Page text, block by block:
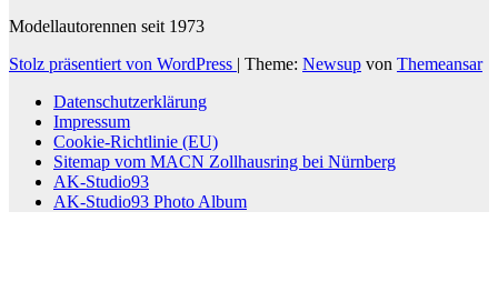
Modellautorennen seit 1973
Stolz präsentiert von WordPress | Theme: Newsup von Themeansar
Datenschutzerklärung
Impressum
Cookie-Richtlinie (EU)
Sitemap vom MACN Zollhausring bei Nürnberg
AK-Studio93
AK-Studio93 Photo Album